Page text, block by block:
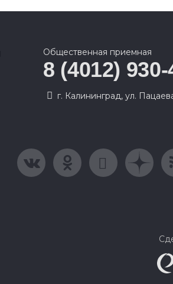
Общественная приемная
8 (4012)
г. Калининград, ул.